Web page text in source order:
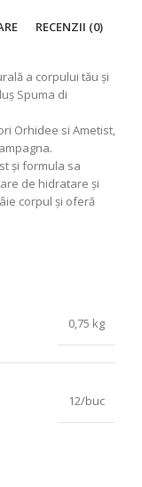
RECENZII (0)
a corpului tău și
Spuma di
Orhidee si Ametist,
și formula sa
de hidratare și
corpul și oferă
0,75 kg
12/buc